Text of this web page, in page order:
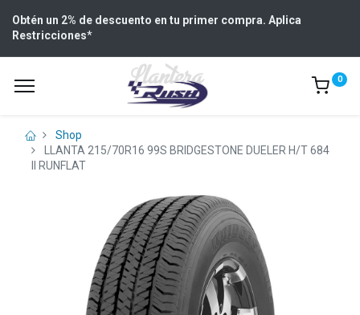
Obtén un 2% de descuento en tu primer compra. Aplica
Restricciones*
0
Shop
LLANTA 215/70R16 99S BRIDGESTONE DUELER H/T 684
II RUNFLAT